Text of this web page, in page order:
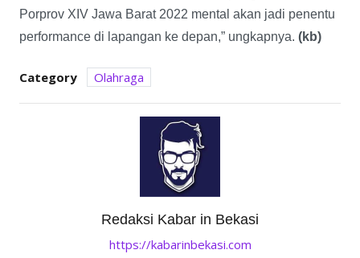
Porprov XIV Jawa Barat 2022 mental akan jadi penentu
performance di lapangan ke depan,” ungkapnya. (kb)
Category Olahraga
Redaksi Kabar in Bekasi
https://kabarinbekasi.com